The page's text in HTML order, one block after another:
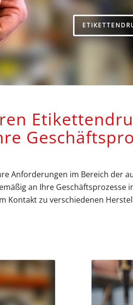
Anforderungen im Bereich der
an Ihre Geschäftsprozesse
Kontakt zu verschiedenen